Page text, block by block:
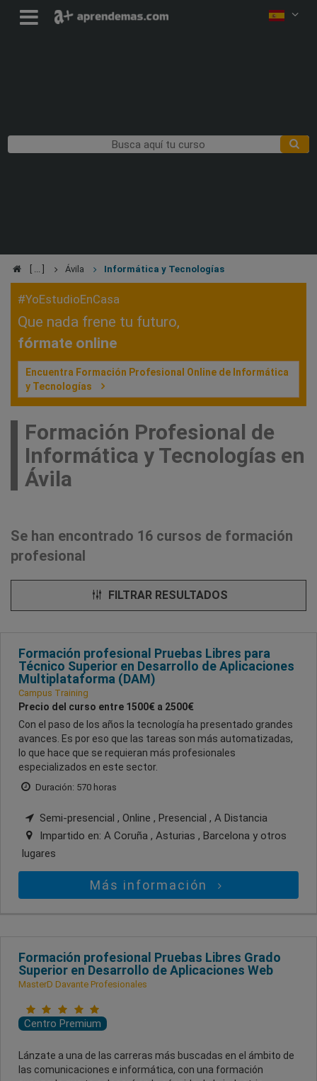
Ávila Informática y Tecnologías
#YoEstudioEnCasa
Que nada frene tu futuro,
fórmate online
Encuentra Formación Profesional Online de Informática
y Tecnologías
Formación Profesional de
Informática y Tecnologías en
Ávila
Se han encontrado 16 cursos de formación
profesional
FILTRAR RESULTADOS
Formación profesional Pruebas Libres para
Técnico Superior en Desarrollo de Aplicaciones
Multiplataforma (DAM)
Campus Training
Precio del curso entre 1500€ a 2500€
Con el paso de los años la tecnología ha presentado grandes
avances. Es por eso que las tareas son más automatizadas,
lo que hace que se requieran más profesionales
especializados en este sector.
Duración: 570 horas
Semi-presencial , Online , Presencial , A Distancia
Impartido en: A Coruña , Asturias , Barcelona y otros
lugares
Más información
Formación profesional Pruebas Libres Grado
Superior en Desarrollo de Aplicaciones Web
MasterD Davante Profesionales
Centro Premium
Lánzate a una de las carreras más buscadas en el ámbito de
las comunicaciones e informática, con una formación